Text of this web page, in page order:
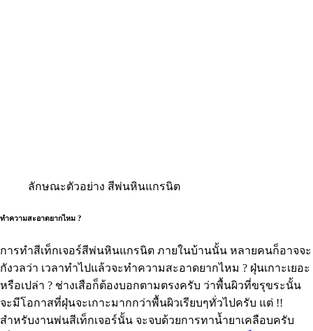
ลักษณะตัวอย่าง สีพ่นหินแกรนิต
ทำความสะอาดยากไหม ?
การทำสีเท็กเจอร์สีพ่นหินแกรนิต ภายในบ้านนั้น หลายคนก็อาจจะ
กังวลว่า เวลาทำไปแล้วจะทำความสะอาดยากไหม ? ฝุ่นเกาะเยอะ
หรือเปล่า ? ช่างเสือก็ต้องบอกตามตรงครับ ว่าพื้นผิวที่ขรุขระนั้น
จะมีโอกาสที่ฝุ่นจะเกาะมากกว่าพื้นผิวเรียบๆทั่วไปครับ แต่ !!
สำหรับงานพ่นสีเท็กเจอร์นั้น จะจบด้วยการทาน้ำยาเคลือบครับ